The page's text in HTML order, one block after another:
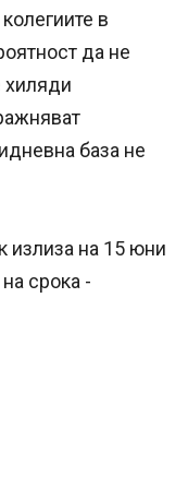
в
да не
хиляди
база не
излиза на 15 юни
срока -